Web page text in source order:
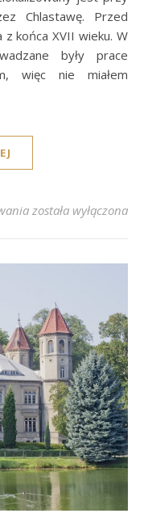
Chlastawę. Przed
z końca XVII wieku. W
były prace
więc nie miałem
Chlastawa –
została wyłączona